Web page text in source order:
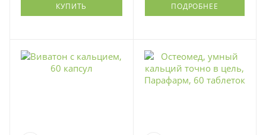
КУПИТЬ ПОДРОБНЕЕ